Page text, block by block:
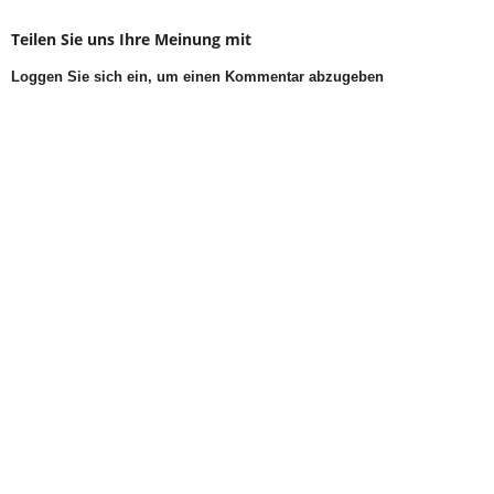
Teilen Sie uns Ihre Meinung mit
Loggen Sie sich ein, um einen Kommentar abzugeben